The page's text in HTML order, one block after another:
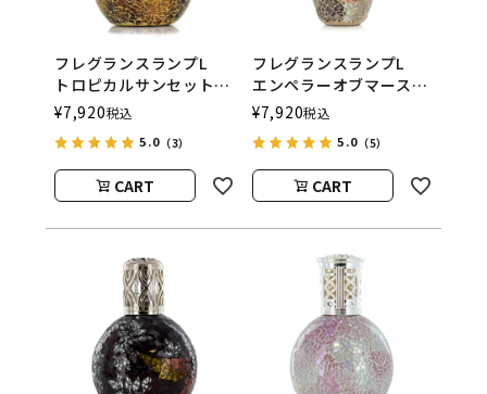
フレグランスランプL
トロピカルサンセット
ASHLEIGH&BURWOOD
（アシュレイアンドバー
ウッド）
¥7,920税込
5.0 （3）
CART
フレグランスランプL
エンペラーオブマース
ASHLEIGH&BURWOOD
（アシュレイアンドバー
ウッド）
¥7,920税込
5.0（5）
CART